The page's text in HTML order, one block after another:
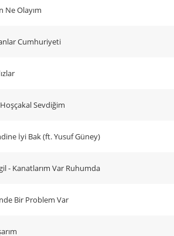
Ne Olayım
Cumhuriyeti
Sevdiğim
İyi Bak (ft. Yusuf Güney)
- Kanatlarım Var Ruhumda
Bir Problem Var